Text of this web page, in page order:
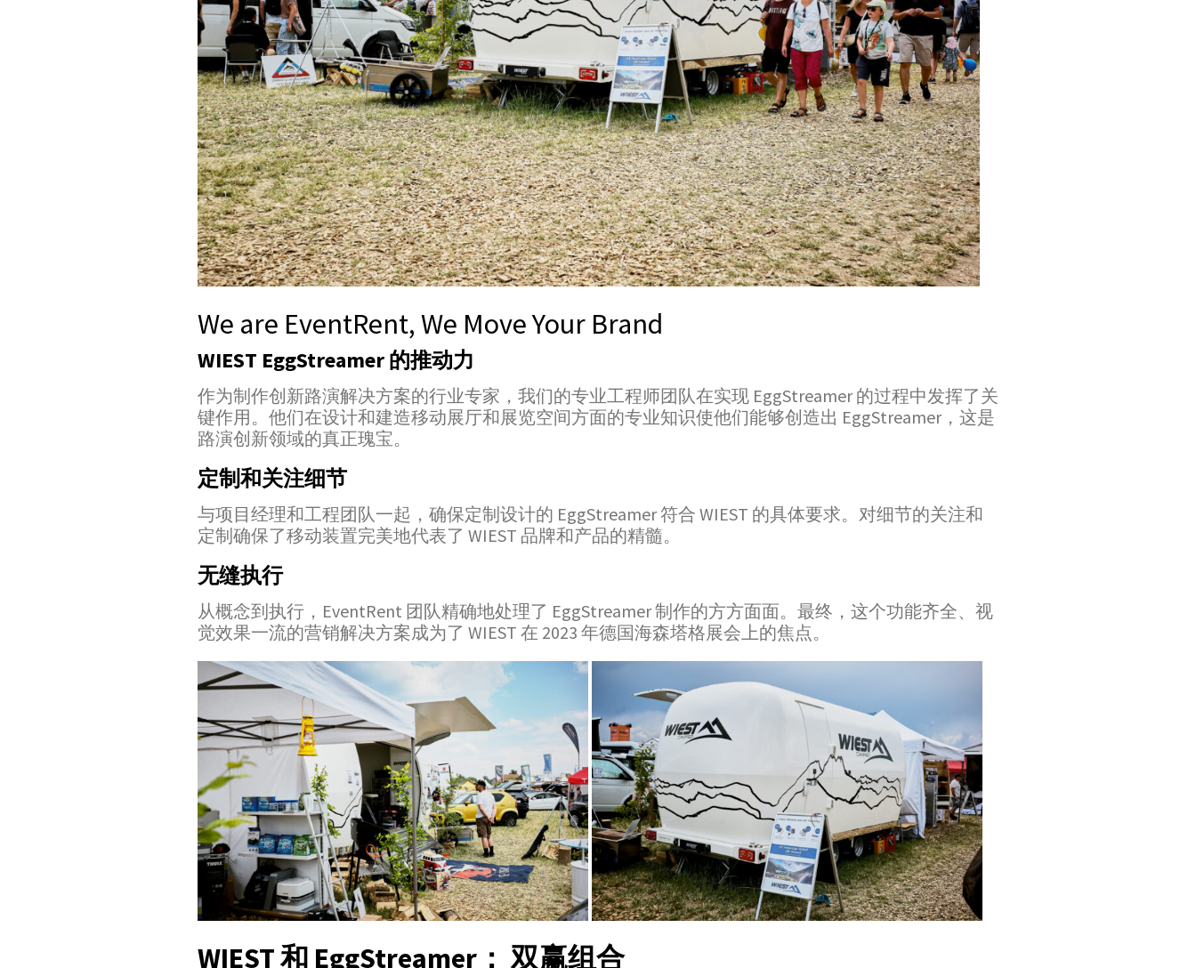
We are EventRent, We Move Your Brand
WIEST EggStreamer 的推动力
作为制作创新路演解决方案的行业专家，我们的专业工程师团队在实现 EggStreamer 的过程中发挥了关
键作用。他们在设计和建造移动展厅和展览空间方面的专业知识使他们能够创造出 EggStreamer，这是
路演创新领域的真正瑰宝。
定制和关注细节
与项目经理和工程团队一起，确保定制设计的 EggStreamer 符合 WIEST 的具体要求。对细节的关注和
定制确保了移动装置完美地代表了 WIEST 品牌和产品的精髓。
无缝执行
从概念到执行，EventRent 团队精确地处理了 EggStreamer 制作的方方面面。最终，这个功能齐全、视
觉效果一流的营销解决方案成为了 WIEST 在 2023 年德国海森塔格展会上的焦点。
WIEST 和 EggStreamer： 双赢组合